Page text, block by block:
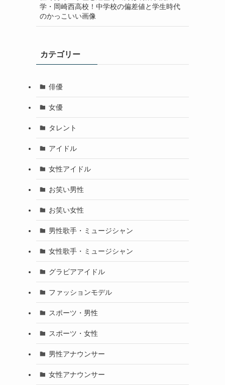
学・岡崎西高校！中学校の偏差値と学生時代
のかっこいい画像
カテゴリー
俳優
女優
タレント
アイドル
女性アイドル
お笑い男性
お笑い女性
男性歌手・ミュージシャン
女性歌手・ミュージシャン
グラビアアイドル
ファッションモデル
スポーツ・男性
スポーツ・女性
男性アナウンサー
女性アナウンサー